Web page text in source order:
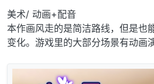
美术/ 动画+配音
本作画风走的是简洁路线，但是也
变化。游戏里的大部分场景有动画